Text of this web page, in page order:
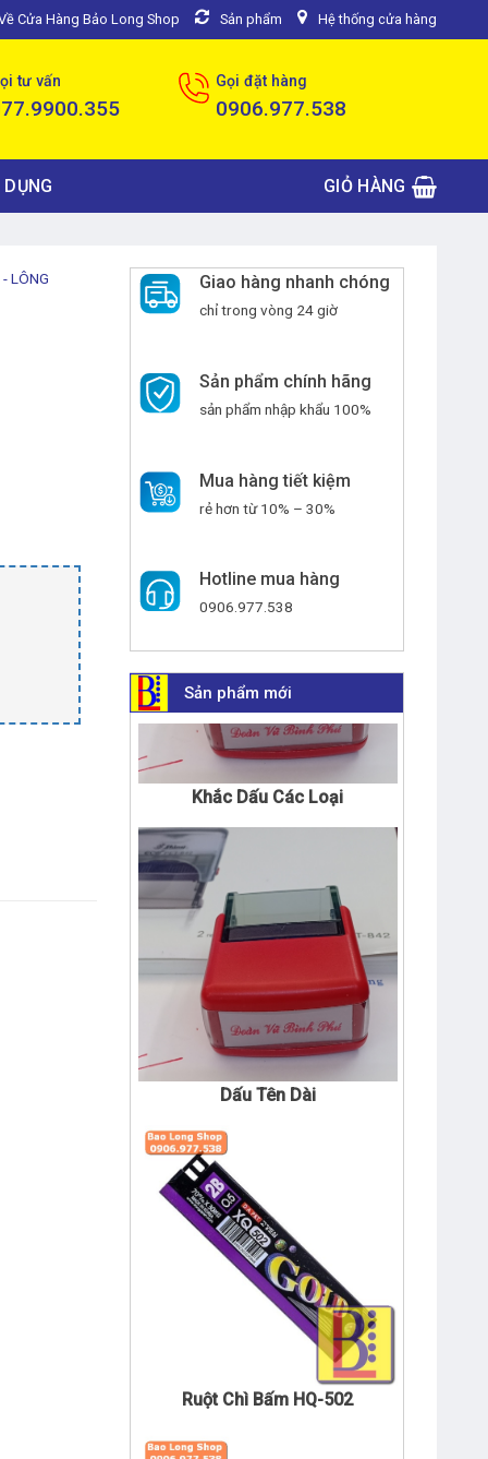
Cửa Hàng Bảo Long Shop Sản phẩm Hệ thống cửa hàng
tư vấn Gọi đặt hàng
0906.977.538
GIỎ HÀNG
LÔNG
Giao hàng nhanh chóng
chỉ trong vòng 24 giờ
Sản phẩm chính hãng
sản phẩm nhập khẩu 100%
Mua hàng tiết kiệm
rẻ hơn từ 10% – 30%
Hotline mua hàng
0906.977.538
Sản phẩm mới
Khắc Dấu Các Loại
Dấu Tên Dài
Ruột Chì Bấm HQ-502